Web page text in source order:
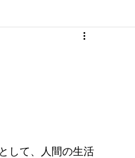
して、人間の生活